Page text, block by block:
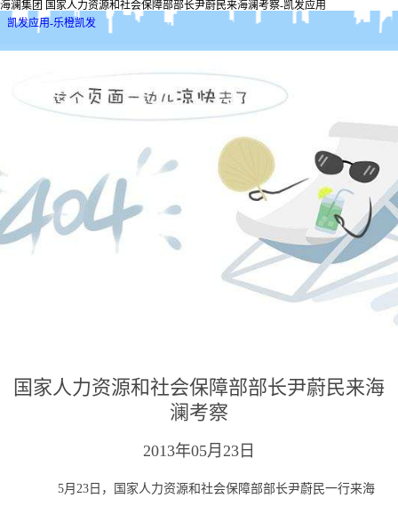
海澜集团 国家人力资源和社会保障部部长尹蔚民来海澜考察-凯发应用
凯发应用-乐橙凯发
国家人力资源和社会保障部部长尹蔚民来海
澜考察
2013年05月23日
5月23日，国家人力资源和社会保障部部长尹蔚民一行来海